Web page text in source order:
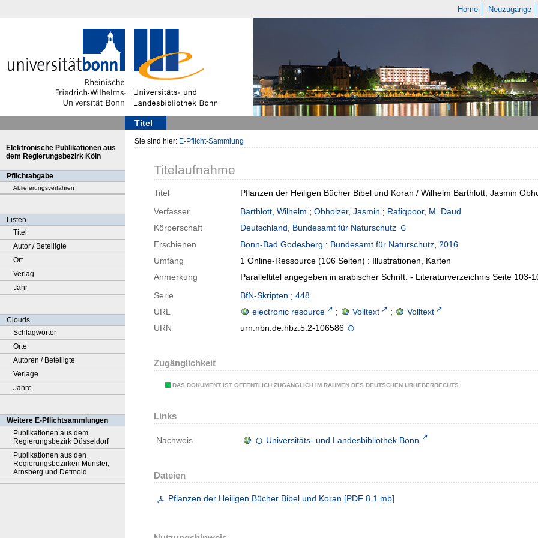
Home Neuzugänge
Titel
Elektronische Publikationen aus
dem Regierungsbezirk Köln
Pflichtabgabe
Ablieferungsverfahren
Listen
Titel
Autor / Beteiligte
Ort
Verlag
Jahr
Clouds
Schlagwörter
Orte
Autoren / Beteiligte
Verlage
Jahre
Weitere E-Pflichtsammlungen
Publikationen aus dem
Regierungsbezirk Düsseldorf
Publikationen aus den
Regierungsbezirken Münster,
Arnsberg und Detmold
Sie sind hier: E-Pflicht-Sammlung
Titelaufnahme
Titel
Pflanzen der Heiligen Bücher Bibel und Koran / Wilhelm Barthlott, Jasmin
Verfasser
Barthlott, Wilhelm ; Obholzer, Jasmin ; Rafiqpoor, M. Daud
Körperschaft
Deutschland, Bundesamt für Naturschutz
Erschienen
Bonn-Bad Godesberg : Bundesamt für Naturschutz, 2016
Umfang
1 Online-Ressource (106 Seiten) : Illustrationen, Karten
Anmerkung
Paralleltitel angegeben in arabischer Schrift. - Literaturverzeichnis Seite 103-
Serie
BfN-Skripten ; 448
URL
electronic resource ; Volltext ;
Volltext
URN
urn:nbn:de:hbz:5:2-106586
Zugänglichkeit
DAS DOKUMENT IST ÖFFENTLICH ZUGÄNGLICH IM RAHMEN DES DEUTSCHEN URHEBERRECHTS.
Links
Nachweis Universitäts- und Landesbibliothek Bonn
Dateien
Pflanzen der Heiligen Bücher Bibel und Koran [PDF 8.1 mb]